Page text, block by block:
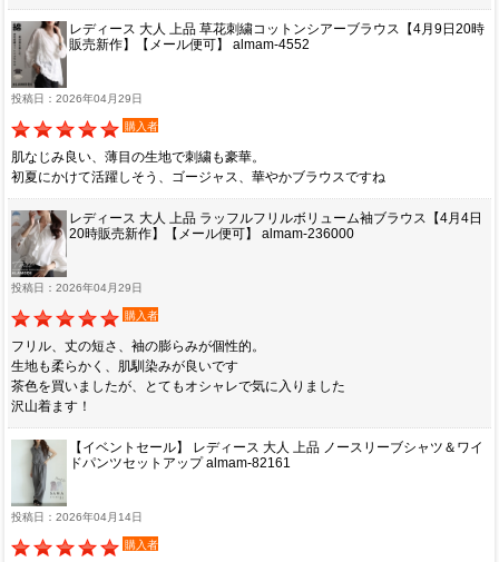
レディース 大人 上品 草花刺繍コットンシアーブラウス【4月9日20時
販売新作】【メール便可】 almam-4552
投稿日：2026年04月29日
購入者
肌なじみ良い、薄目の生地で刺繍も豪華。
初夏にかけて活躍しそう、ゴージャス、華やかブラウスですね
レディース 大人 上品 ラッフルフリルボリューム袖ブラウス【4月4日
20時販売新作】【メール便可】 almam-236000
投稿日：2026年04月29日
購入者
フリル、丈の短さ、袖の膨らみが個性的。
生地も柔らかく、肌馴染みが良いです
茶色を買いましたが、とてもオシャレで気に入りました
沢山着ます！
【イベントセール】 レディース 大人 上品 ノースリーブシャツ＆ワイ
ドパンツセットアップ almam-82161
投稿日：2026年04月14日
購入者